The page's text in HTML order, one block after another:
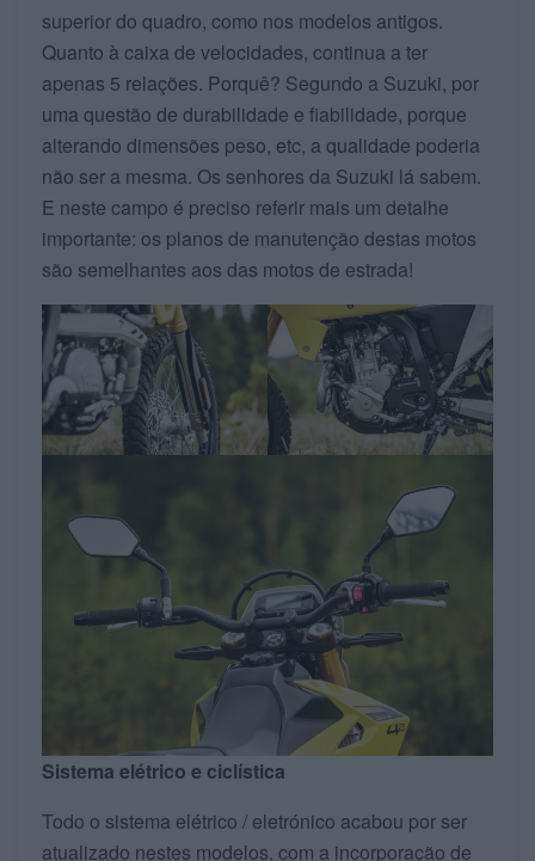
superior do quadro, como nos modelos antigos.
Quanto à caixa de velocidades, continua a ter
apenas 5 relações. Porquê? Segundo a Suzuki, por
uma questão de durabilidade e fiabilidade, porque
alterando dimensões peso, etc, a qualidade poderia
não ser a mesma. Os senhores da Suzuki lá sabem.
E neste campo é preciso referir mais um detalhe
importante: os planos de manutenção destas motos
são semelhantes aos das motos de estrada!
Sistema elétrico e ciclística
Todo o sistema elétrico / eletrónico acabou por ser
atualizado nestes modelos, com a incorporação de